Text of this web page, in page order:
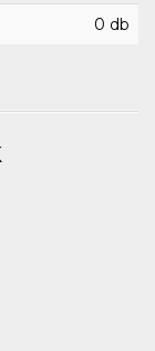
0 db